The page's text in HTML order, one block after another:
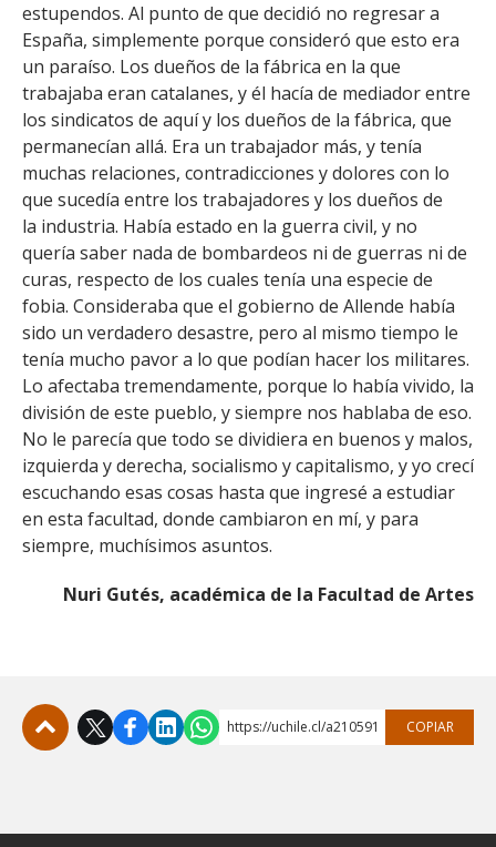
estupendos. Al punto de que decidió no regresar a
España, simplemente porque consideró que esto era
un paraíso. Los dueños de la fábrica en la que
trabajaba eran catalanes, y él hacía de mediador entre
los sindicatos de aquí y los dueños de la fábrica, que
permanecían allá. Era un trabajador más, y tenía
muchas relaciones, contradicciones y dolores con lo
que sucedía entre los trabajadores y los dueños de
la industria. Había estado en la guerra civil, y no
quería saber nada de bombardeos ni de guerras ni de
curas, respecto de los cuales tenía una especie de
fobia. Consideraba que el gobierno de Allende había
sido un verdadero desastre, pero al mismo tiempo le
tenía mucho pavor a lo que podían hacer los militares.
Lo afectaba tremendamente, porque lo había vivido, la
división de este pueblo, y siempre nos hablaba de eso.
No le parecía que todo se dividiera en buenos y malos,
izquierda y derecha, socialismo y capitalismo, y yo crecí
escuchando esas cosas hasta que ingresé a estudiar
en esta facultad, donde cambiaron en mí, y para
siempre, muchísimos asuntos.
Nuri Gutés, académica de la Facultad de Artes
https://uchile.cl/a210591 COPIAR